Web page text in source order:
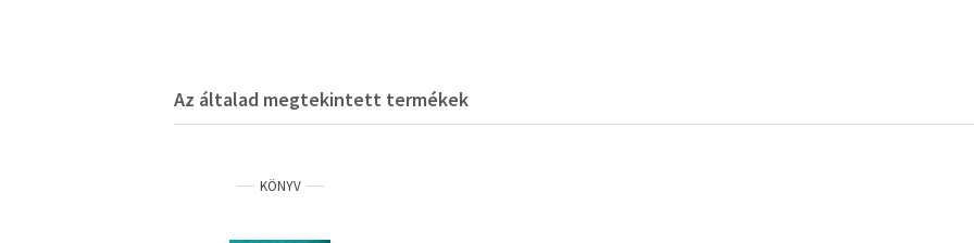
Az általad megtekintett termékek
KÖNYV